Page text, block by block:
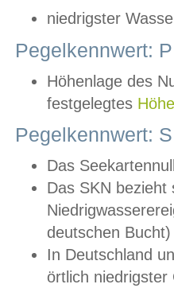
niedrigster
Pegelkennwert:
Höhenlage des
festgelegtes
Pegelkennwert:
Das
Das SKN
deutschen
In Deutschland
örtlich